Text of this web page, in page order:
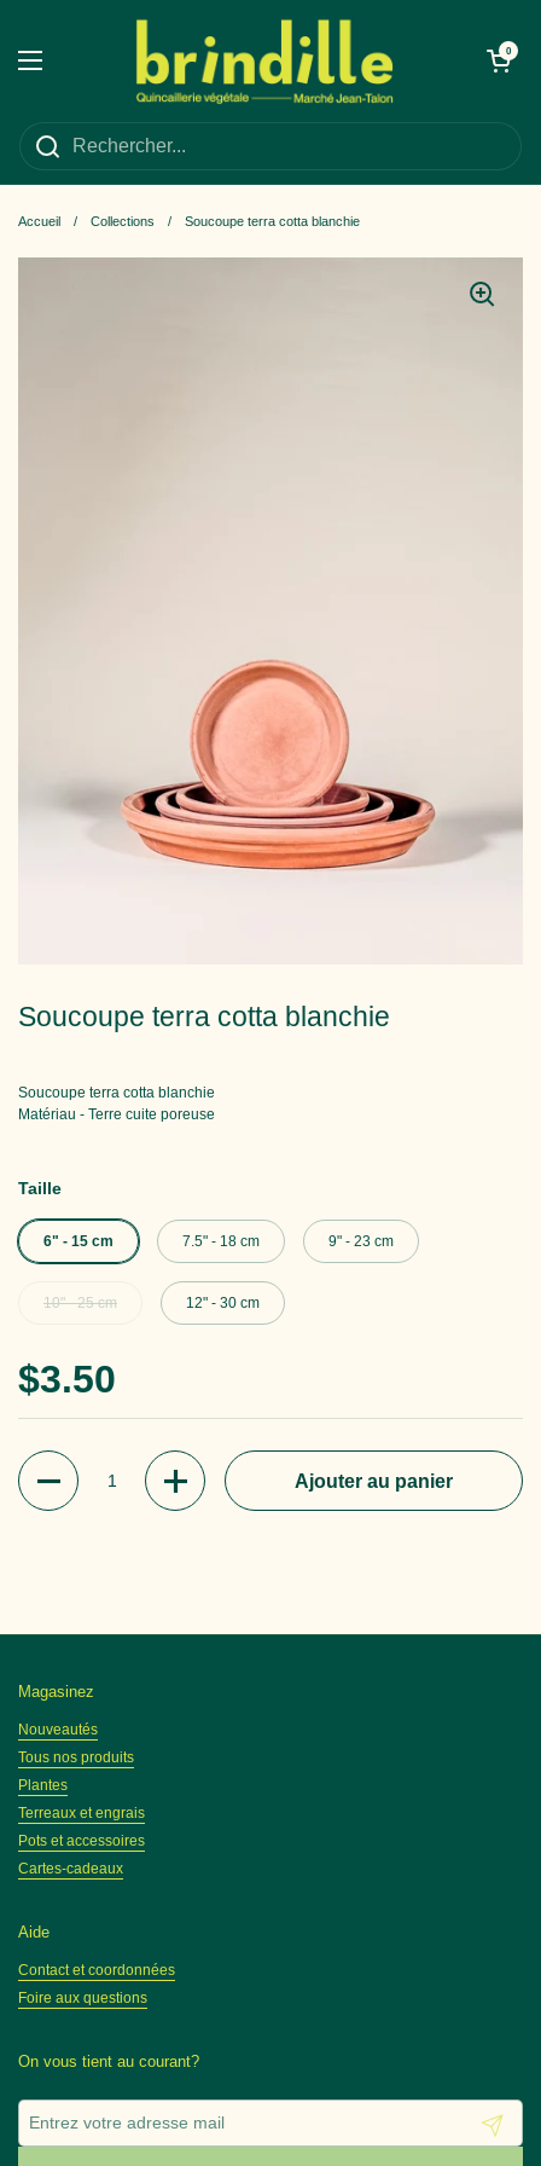
Ouvrir le menu
Ouvrir le panier
0
Accueil / Collections / Soucoupe terra cotta blanchie
Soucoupe terra cotta blanchie
Soucoupe terra cotta blanchie
Matériau - Terre cuite poreuse
Taille
6" - 15 cm 7.5" - 18 cm 9" - 23 cm
10" - 25 cm 12" - 30 cm
Prix régulier
$3.50
Quantité
Ajouter au panier
Magasinez
Nouveautés
Tous nos produits
Plantes
Terreaux et engrais
Pots et accessoires
Cartes-cadeaux
Aide
Contact et coordonnées
Foire aux questions
On vous tient au courant?
Envoyer